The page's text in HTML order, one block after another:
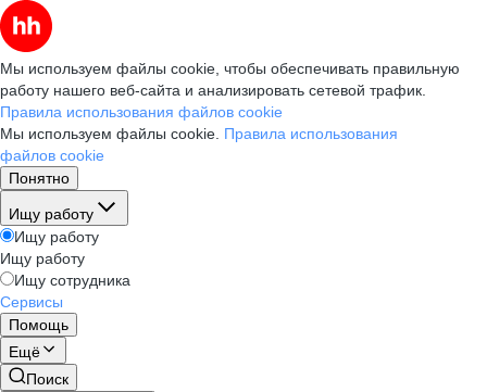
Мы используем файлы cookie, чтобы обеспечивать правильную
работу нашего веб-сайта и анализировать сетевой трафик.
Правила использования файлов cookie
Мы используем файлы cookie. Правила использования
файлов cookie
Понятно
Ищу работу
Ищу работу
Ищу работу
Ищу сотрудника
Сервисы
Помощь
Ещё
Поиск